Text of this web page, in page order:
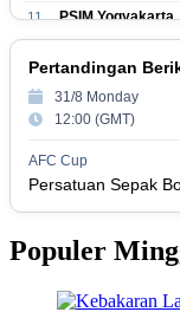
11
PSIM Yogyakarta
Persijap Jepara
14
Madura United FC
16
Persis Solo
17
Semen Padang
18
PSBS Biak
Pertandingan
31/8 Monday
12:00 (GMT)
AFC Cup
Populer